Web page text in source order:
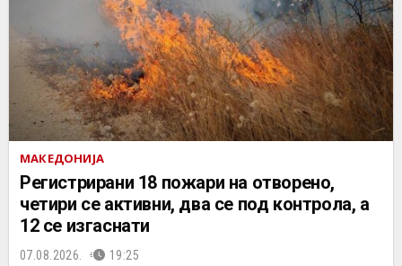
МАКЕДОНИЈА
Регистрирани 18 пожари на отворено,
четири се активни, два се под контрола, а
12 се изгаснати
07.08.2026. 19:25